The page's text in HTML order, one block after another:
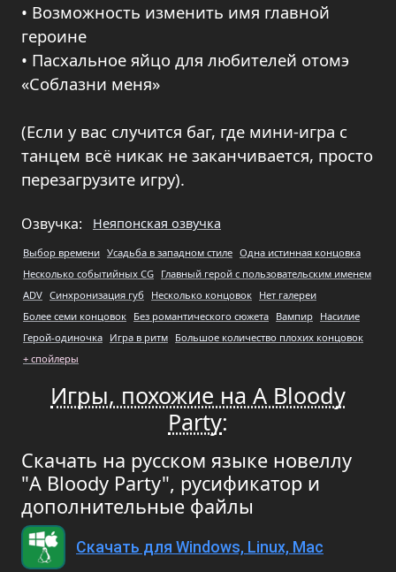
• Возможность изменить имя главной
героине
• Пасхальное яйцо для любителей отомэ
«Соблазни меня»
(Если у вас случится баг, где мини-игра с
танцем всё никак не заканчивается, просто
перезагрузите игру).
Озвучка: Неяпонская озвучка
Выбор времени Усадьба в западном стиле Одна истинная концовка
Несколько событийных CG Главный герой с пользовательским именем
ADV Синхронизация губ Несколько концовок Нет галереи
Более семи концовок Без романтического сюжета Вампир Насилие
Герой-одиночка Игра в ритм Большое количество плохих концовок
+ спойлеры
Игры, похожие на A Bloody
Party:
Скачать на русском языке новеллу
"A Bloody Party", русификатор и
дополнительные файлы
Скачать для Windows, Linux, Mac